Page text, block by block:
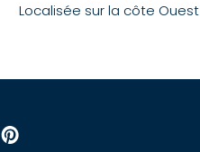
Localisée sur la côte Ouest